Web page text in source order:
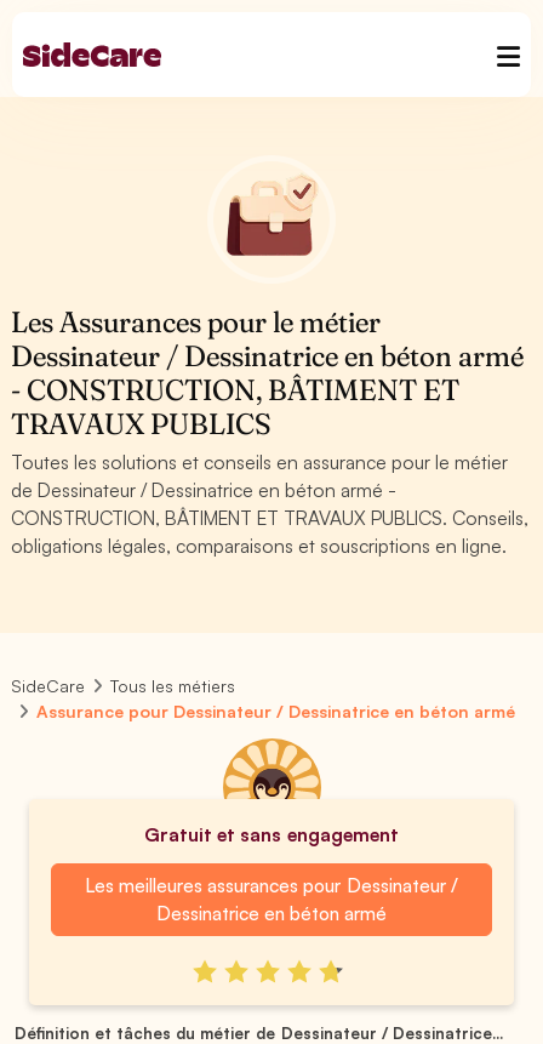
Les Assurances pour le métier
Dessinateur / Dessinatrice en béton armé
- CONSTRUCTION, BÂTIMENT ET
TRAVAUX PUBLICS
Toutes les solutions et conseils en assurance pour le métier
de Dessinateur / Dessinatrice en béton armé -
CONSTRUCTION, BÂTIMENT ET TRAVAUX PUBLICS. Conseils,
obligations légales, comparaisons et souscriptions en ligne.
SideCare
Tous les métiers
Assurance pour Dessinateur / Dessinatrice en béton armé
Gratuit et sans engagement
Les meilleures assurances pour Dessinateur /
Dessinatrice en béton armé
Définition et tâches du métier de Dessinateur / Dessinatrice...